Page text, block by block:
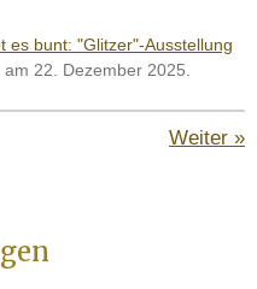
es bunt: "Glitzer"-Ausstellung
22. Dezember 2025.
Weiter »